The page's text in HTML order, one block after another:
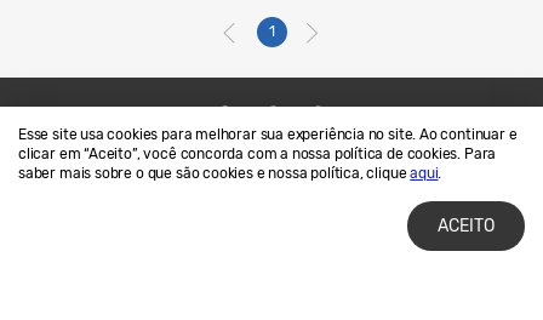
Esse site usa cookies para melhorar sua experiência no site. Ao continuar e
clicar em “Aceito”, você concorda com a nossa política de cookies. Para
saber mais sobre o que são cookies e nossa política, cliqueaqui.
ACEITO
1
Contato
SAMSUNG.COM
Termos de Uso
Privacidade e Cookies